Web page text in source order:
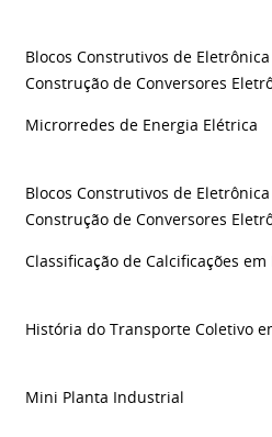
Blocos Construtivos de
Construção de Conversores
Microrredes de Energia Elétrica
Blocos Construtivos de
Construção de Conversores
Classificação de Calcificações
História do Transporte Coletivo
Mini Planta Industrial